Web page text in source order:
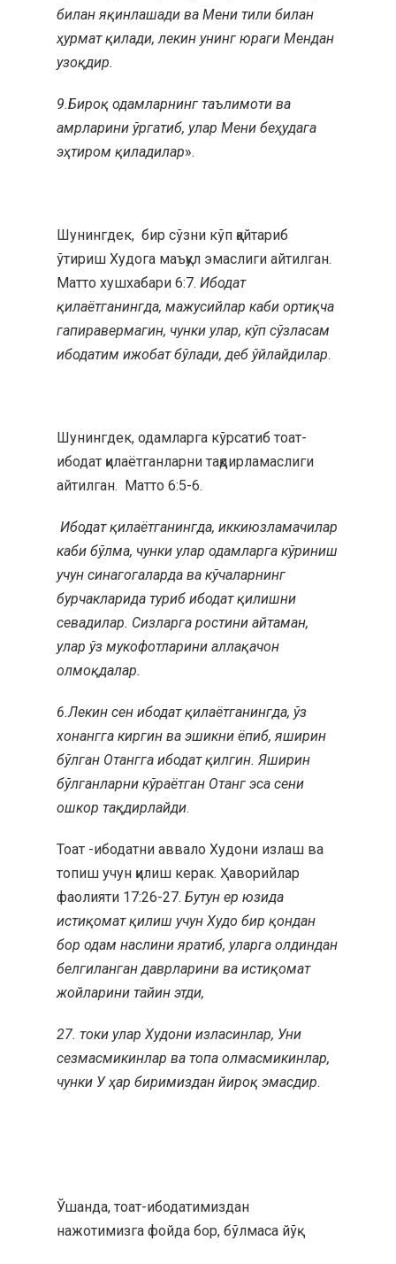
билан яқинлашади ва Мени тили билан
ҳурмат қилади, лекин унинг юраги Мендан
узоқдир.
9.Бироқ одамларнинг таълимоти ва
амрларини ўргатиб, улар Мени беҳудага
эҳтиром қиладилар».
Шунингдек, бир сўзни кўп қайтариб
ўтириш Худога маъқул эмаслиги айтилган.
Матто хушхабари 6:7. Ибодат
қилаётганингда, мажусийлар каби ортиқча
гапиравермагин, чунки улар, кўп сўзласам
ибодатим ижобат бўлади, деб ўйлайдилар.
Шунингдек, одамларга кўрсатиб тоат-
ибодат қилаётганларни тақдирламаслиги
айтилган. Матто 6:5-6.
Ибодат қилаётганингда, иккиюзламачилар
каби бўлма, чунки улар одамларга кўриниш
учун синагогаларда ва кўчаларнинг
бурчакларида туриб ибодат қилишни
севадилар. Сизларга ростини айтаман,
улар ўз мукофотларини аллақачон
олмоқдалар.
6.Лекин сен ибодат қилаётганингда, ўз
хонангга киргин ва эшикни ёпиб, яширин
бўлган Отангга ибодат қилгин. Яширин
бўлганларни кўраётган Отанг эса сени
ошкор тақдирлайди.
Тоат -ибодатни аввало Худони излаш ва
топиш учун қилиш керак. Ҳаворийлар
фаолияти 17:26-27. Бутун ер юзида
истиқомат қилиш учун Худо бир қондан
бор одам наслини яратиб, уларга олдиндан
белгиланган даврларини ва истиқомат
жойларини тайин этди,
27. токи улар Худони изласинлар, Уни
сезмасмикинлар ва топа олмасмикинлар,
чунки У ҳар биримиздан йироқ эмасдир.
Ўшанда, тоат-ибодатимиздан
нажотимизга фойда бор, бўлмаса йўқ.